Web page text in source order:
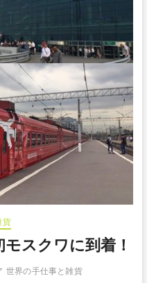
貨
スクワに到着！
世界の手仕事と雑貨